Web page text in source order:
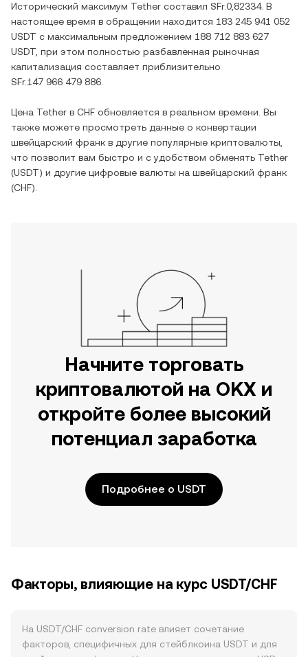
Исторический максимум Tether составил SFr.0,82334. В
настоящее время в обращении находится 183 245 941 052
USDT с максимальным предложением 188 712 883 627
USDT , при этом полностью разбавленная рыночная
капитализация составляет приблизительно
SFr.147 966 479 886
Цена Tether в CHF обновляется в реальном времени. Вы
также можете просмотреть данные о конвертации
швейцарский франк в другие популярные криптовалюты,
что позволит вам быстро и с удобством обменять Tether
(USDT) и другие цифровые валюты на швейцарский франк
(CHF).
Начните торговать
криптовалютой на OKX и
откройте более высокий
потенциал заработка
Подробнее о USDT
Факторы, влияющие на курс USDT/CHF
На USDT/CHF conversion rate влияет сочетание
факторов, специфичных для стейблкоина USDT и для